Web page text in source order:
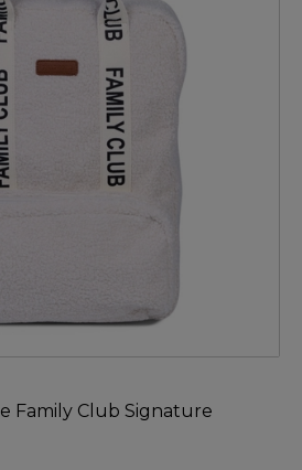
Family Club Signature